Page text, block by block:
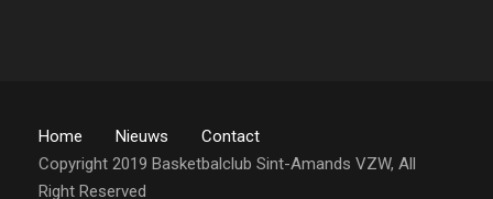
Home Nieuws
Contact
Copyright 2019 Basketbalclub Sint-Amands VZW, All
Right Reserved